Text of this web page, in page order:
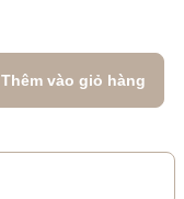
Thêm vào giỏ hàng